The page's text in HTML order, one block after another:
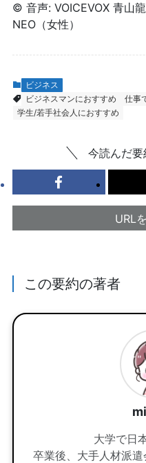
© 音声: VOICEVOX 青山
NEO（女性）
ビジネス
ビジネスマンにおすすめ
仕事
学生/若手社会人におすすめ
今読んだ
URL
この要約の著者
大学で日
卒業後、大手人材派